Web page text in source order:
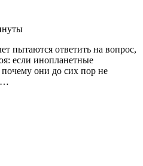
пытаются ответить на вопрос,
если инопланетные
они до сих пор не